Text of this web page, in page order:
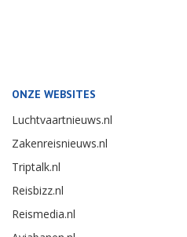
ONZE WEBSITES
Luchtvaartnieuws.nl
Zakenreisnieuws.nl
Triptalk.nl
Reisbizz.nl
Reismedia.nl